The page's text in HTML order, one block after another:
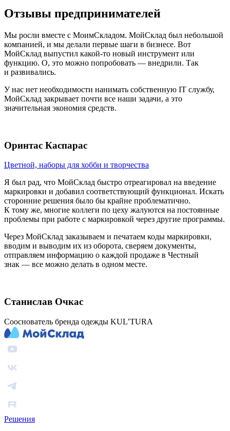
Отзывы предпринимателей
Мы росли вместе с МоимСкладом. МойСклад был небольшой
компанией, и мы делали первые шаги в бизнесе. Вот
МойСклад выпустил какой-то новый инструмент или
функцию. О, это можно попробовать — внедрили. Так
и развивались.
У нас нет необходимости нанимать собственную IT службу,
МойСклад закрывает почти все наши задачи, а это
значительная экономия средств.
Оринтас Каспарас
Цветной, наборы для хобби и творчества
Я был рад, что МойСклад быстро отреагировал на введение
маркировки и добавил соответствующий функционал. Искать
сторонние решения было бы крайне проблематично.
К тому же, многие коллеги по цеху жалуются на постоянные
проблемы при работе с маркировкой через другие программы.
Через МойСклад заказываем и печатаем коды маркировки,
вводим и выводим их из оборота, сверяем документы,
отправляем информацию о каждой продаже в Честный
знак — все можно делать в одном месте.
Станислав Очкас
Сооснователь бренда одежды KUL’TURA
Решения